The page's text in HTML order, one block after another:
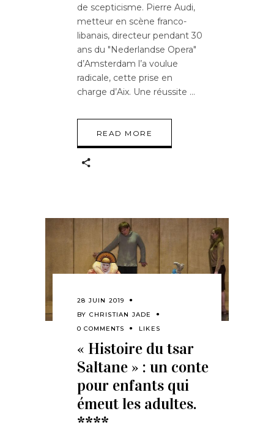
de scepticisme. Pierre Audi,
metteur en scène franco-
libanais, directeur pendant 30
ans du "Nederlandse Opera"
d’Amsterdam l’a voulue
radicale, cette prise en
charge d’Aix. Une réussite
READ MORE
28 JUIN 2019
BY CHRISTIAN JADE
0 COMMENTS
LIKES
« Histoire du tsar
Saltane » : un conte
pour enfants qui
émeut les adultes.
****